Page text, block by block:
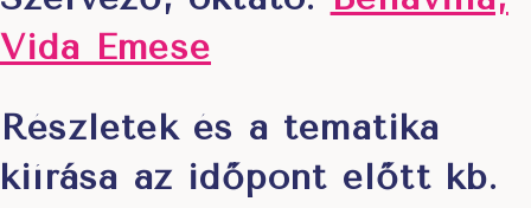
Vida Emese
Részletek és a tematika
kiírása az időpont előtt kb.